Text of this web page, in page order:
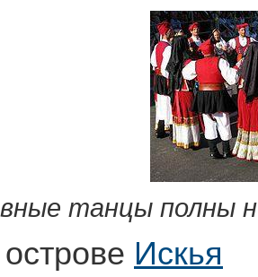
танцы полны
Искья